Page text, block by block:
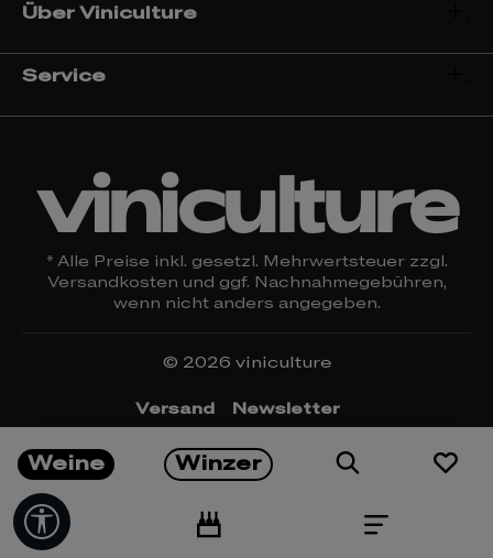
Weine Winzer
Über Viniculture
Service
viniculture
* Alle Preise inkl. gesetzl. Mehrwertsteuer zzgl.
Versandkosten und ggf. Nachnahmegebühren,
wenn nicht anders angegeben.
© 2026 viniculture
Versand
Newsletter
Öffnungszeiten & Kontakt
Impressum
Datenschutz
Widerrufsrecht
Cookie Einstellungen
Werkzeugleiste anzeigen